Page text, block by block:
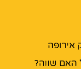
אירופה
האם שווה?